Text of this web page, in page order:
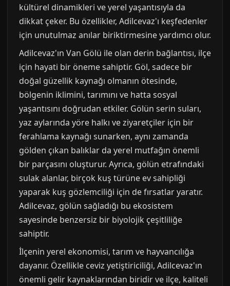
kültürel dinamikleri ve yerel yaşantısıyla da
dikkat çeker. Bu özellikler, Adilcevaz'ı keşfedenler
için unutulmaz anılar biriktirmesine yardımcı olur.
Adilcevaz'ın Van Gölü ile olan derin bağlantısı, ilçe
için hayati bir öneme sahiptir. Göl, sadece bir
doğal güzellik kaynağı olmanın ötesinde,
bölgenin iklimini, tarımını ve hatta sosyal
yaşantısını doğrudan etkiler. Gölün serin suları,
yaz aylarında yöre halkı ve ziyaretçiler için bir
ferahlama kaynağı sunarken, aynı zamanda
gölden çıkan balıklar da yerel mutfağın önemli
bir parçasını oluşturur. Ayrıca, gölün etrafındaki
sulak alanlar, birçok kuş türüne ev sahipliği
yaparak kuş gözlemciliği için de fırsatlar yaratır.
Adilcevaz, gölün sağladığı bu ekosistem
sayesinde benzersiz bir biyolojik çeşitliliğe
sahiptir.
İlçenin yerel ekonomisi, tarım ve hayvancılığa
dayanır. Özellikle ceviz yetiştiriciliği, Adilcevaz'ın
önemli gelir kaynaklarından biridir ve ilçe, kaliteli